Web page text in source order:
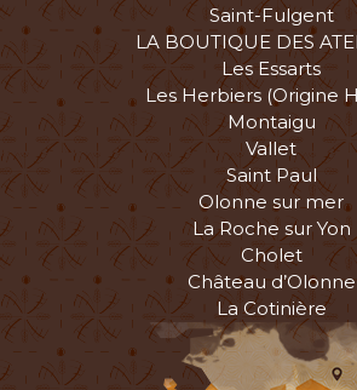
Saint-Fulgent
LA BOUTIQUE DES
Les Essarts
Les Herbiers (Origine
Montaigu
Vallet
Saint Paul
Olonne sur mer
La Roche sur Yon
Cholet
Château d’Olonne
La Cotinière